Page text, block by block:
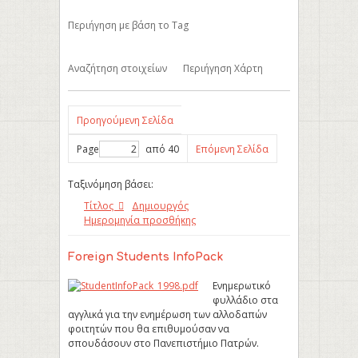
Περιήγηση με βάση το Tag
Αναζήτηση στοιχείων Περιήγηση Χάρτη
Προηγούμενη Σελίδα
Page από 40 Επόμενη Σελίδα
Ταξινόμηση βάσει:
Τίτλος
Δημιουργός
Ημερομηνία προσθήκης
Foreign Students InfoPack
Ενημερωτικό
φυλλάδιο στα
αγγλικά για την ενημέρωση των αλλοδαπών
φοιτητών που θα επιθυμούσαν να
σπουδάσουν στο Πανεπιστήμιο Πατρών.